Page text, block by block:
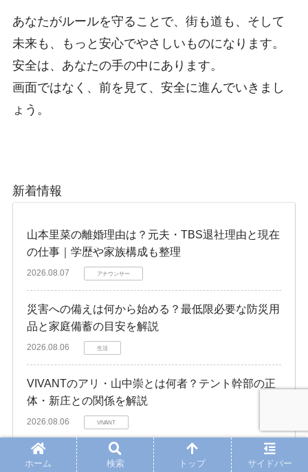
あなたがルールを守ることで、街も道も、そして
未来も、もっと安心でやさしいものになります。
安全は、あなたの手の中にあります。
画面ではなく、前を見て、安全に進んでいきまし
ょう。
新着情報
山本里菜の離婚理由は？元夫・TBS退社理由と現在
の仕事｜学歴や家族構成も整理
2026.08.07 アナウンサー
災害への備えは何から始める？最低限必要な防災用
品と家庭備蓄の目安を解説
2026.08.06 生活
VIVANTのアリ・山中崇とは何者？テント幹部の正
体・新庄との関係を解説
2026.08.06 VIVANT
菊地亜美がマレーシア移住を決断！なぜ？娘の教
ホーム 検索 トップ サイドバー